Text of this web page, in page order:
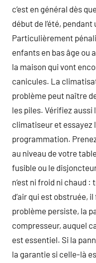
c’est en général dès
début de l’été,
Particulièrement
enfants en bas âge ou
la maison qui vont
canicules. La
problème peut naître
les piles. Vérifiez
climatiseur et essayez
programmation.
au niveau de votre
fusible ou le
n’est ni froid ni chaud :
d’air qui est obstruée,
problème persiste, la
compresseur, auquel
est essentiel. Si la
la garantie si celle-là